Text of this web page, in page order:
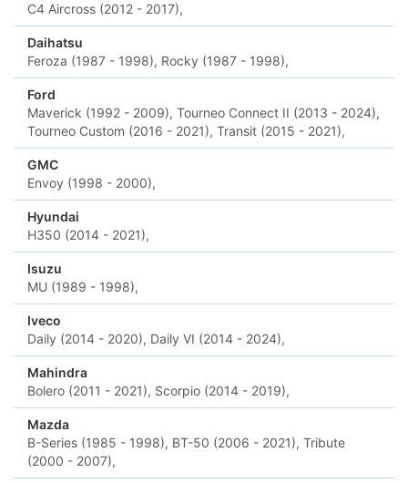
C4 Aircross (2012 - 2017),
Daihatsu
Feroza (1987 - 1998), Rocky (1987 - 1998),
Ford
Maverick (1992 - 2009), Tourneo Connect II (2013 - 2024),
Tourneo Custom (2016 - 2021), Transit (2015 - 2021),
GMC
Envoy (1998 - 2000),
Hyundai
H350 (2014 - 2021),
Isuzu
MU (1989 - 1998),
Iveco
Daily (2014 - 2020), Daily VI (2014 - 2024),
Mahindra
Bolero (2011 - 2021), Scorpio (2014 - 2019),
Mazda
B-Series (1985 - 1998), BT-50 (2006 - 2021), Tribute
(2000 - 2007),